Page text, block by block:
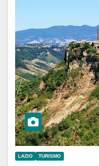
LAZIO TURISMO